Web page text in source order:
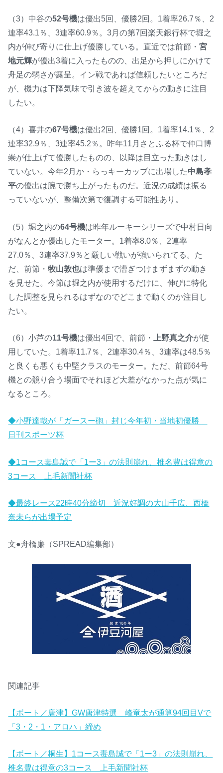
（3）中谷の52号機は優出5回、優勝2回。1着率26.7％、2
連率43.1％、3連率60.9％。3月の第7回楽天銀行杯で堀之
内が伸び寄りに仕上げ優勝している。直近では前節・宮
地元輝が優出3着に入ったものの、出足から押しにかけて
舟足の弱さが露呈。イン戦であれば信頼したいところだ
が、機力は下降気味で引き波を超えてからの動きに注目
したい。
（4）喜井の67号機は優出2回、優勝1回。1着率14.1％、2
連率32.9％、3連率45.2％。昨年11月さとふる杯で仲口博
崇が仕上げて優勝したものの、以降は目立った動きはし
ていない。今年2月か・らっキーカップに出場した中島孝
平の優出は腕で勝ち上がったものだ。近況の成績は振る
っていないが、整備次第で復調する可能性あり。
（5）堀之内の64号機は昨年ルーキーシリーズで中村日向
がなんとか優出したモーター。1着率8.0％、2連率
27.0％、3連率37.9％と厳しい戦いが強いられてる。た
だ、前節・牧山敦也は準優まで漕ぎつけまずまずの動き
を見せた。今節は堀之内が使用するだけに、伸びに特化
した調整を見られるはずなのでどこまで動くのか注目し
たい。
（6）小芦の11号機は優出4回で、前節・ 上野真之介が使
用していた。1着率11.7％、2連率30.4％、3連率は48.5％
と良くも悪くも中堅クラスのモーター。ただ、前節64号
機との競り合う場面でそれほど大差がなかった点が気に
なるところ。
◆小野達哉が「ガースー砲」封じ今年初・当地初優勝
日刊スポーツ杯
◆1コース毒島誠で「1ー3」の法則崩れ、椎名豊は得意の
3コース 上毛新聞社杯
◆最終レース22時40分締切 近況好調の大山千広、西橋
奈未らが出場予定
文●舟橋廉（SPREAD編集部）
関連記事
【ボート／唐津】GW唐津特選 峰竜太が通算94回目Vで
「3・2・1・アロハ」締め
【ボート／桐生】1コース毒島誠で「1ー3」の法則崩れ、
椎名豊は得意の3コース 上毛新聞社杯